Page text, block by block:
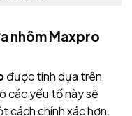
nhôm Maxpro
được tính dựa trên
các yếu tố này sẽ
cách chính xác hơn.